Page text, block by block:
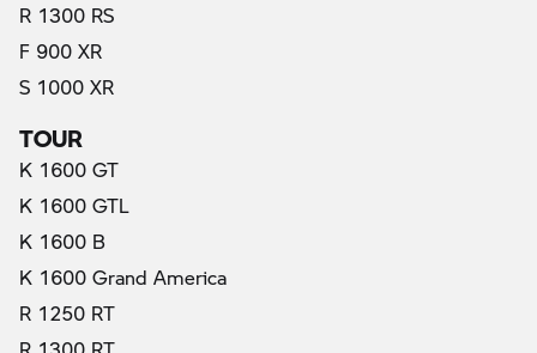
R 1300 RS
F 900 XR
S 1000 XR
TOUR
K 1600 GT
K 1600 GTL
K 1600 B
K 1600 Grand America
R 1250 RT